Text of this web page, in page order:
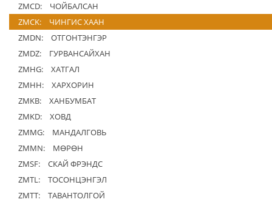
ZMCD:
ЧОЙБАЛСАН
ZMCK:
ЧИНГИС ХААН
ZMDN:
ОТГОНТЭНГЭР
ZMDZ:
ГУРВАНСАЙХАН
ZMHG:
ХАТГАЛ
ZMHH:
ХАРХОРИН
ZMKB:
ХАНБУМБАТ
ZMKD:
ХОВД
ZMMG:
МАНДАЛГОВЬ
ZMMN:
МӨРӨН
ZMSF:
СКАЙ ФРЭНДС
ZMTL:
ТОСОНЦЭНГЭЛ
ZMTT:
ТАВАНТОЛГОЙ